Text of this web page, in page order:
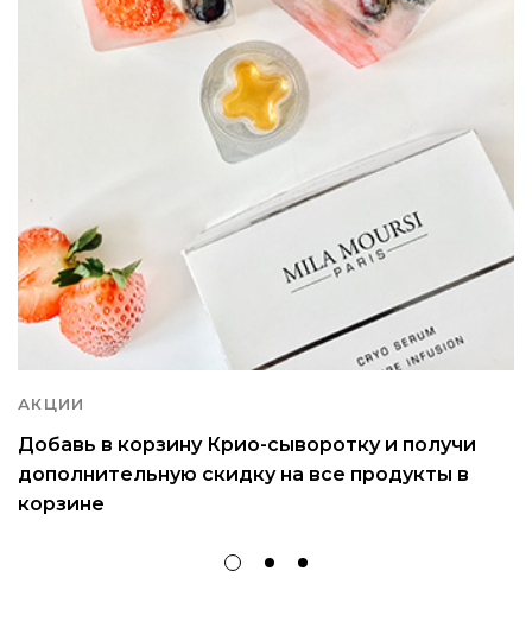
АКЦИИ
Добавь в корзину Крио-сыворотку и получи
дополнительную скидку на все продукты в
корзине